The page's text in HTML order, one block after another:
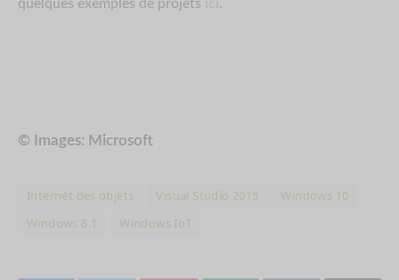
quelques exemples de projets ici.
© Images: Microsoft
Internet des objets Visual Studio 2015
Windows 10
Windows 8.1
Windows IoT